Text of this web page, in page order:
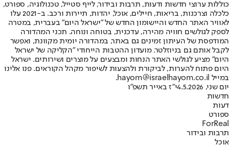
כוללות ערוצי חדשות ודעות, תרבות ובידור, לייף סטייל, טכנולוגיה, ספורט,
כלכלה וצרכנות, בריאות, חיילים, אוכל, יהדות, תיירות ורכב. ב-2021 עלו
לאוויר האתר החדש והיישומון החדש של "ישראל היום" בעברית, במטרה
לספק לגולשים חוויה מהירה, עדכנית, בטוחה ונוחה. תכני המהדורה
המודפסת של העיתון זמינים גם באתר, במהדורה יומית מקוונת, ואפשר
לקבל אותם גם בניוזלטר. מועדון ההטבות הייחודי "הקליקה של ישראל
היום" מציע לגולשי האתר הנחות ומבצעים על מוצרים ושירותים. ישראל
היום פתוח להערות, לביקורת ולהצעות לשיפור מקהל הקוראים. פנו אלינו
במייל hayom@israelhayom.co.il.
יום שני, 4.5.2026
י"ז באייר תשפ"ו
חדשות
דעות
ספורט
ForReal
תרבות ובידור
אוכל